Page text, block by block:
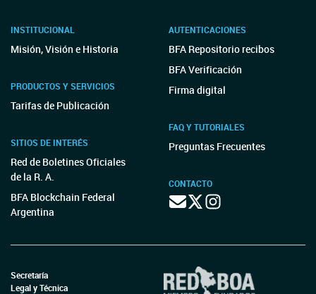
INSTITUCIONAL
Misión, Visión e Historia
PRODUCTOS Y SERVICIOS
Tarifas de Publicación
SITIOS DE INTERÉS
Red de Boletines Oficiales
de la R. A.
BFA Blockchain Federal
Argentina
AUTENTICACIONES
BFA Repositorio recibos
BFA Verificación
Firma digital
FAQ Y TUTORIALES
Preguntas Frecuentes
CONTACTO
Secretaría
Legal y Técnica